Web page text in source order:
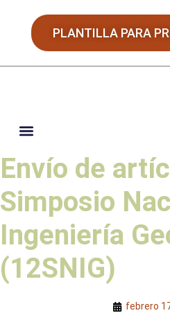
PLANTILLA PARA
Envío de
Simposio
Ingeniería
(12SNIG)
febrero